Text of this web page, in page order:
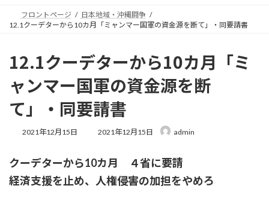
フロントページ
日本地域・沖縄闘争
12.1クーデターから10カ月「ミャンマー国軍の資金源を断て」・同要請書
12.1クーデターから10カ月「ミ
ャンマー国軍の資金源を断
て」・同要請書
2021年12月15日
最
新
時
2021年12月15日 admin
クーデターから10カ月 ４省に要請
経済支援を止め、人権侵害の加担をやめろ